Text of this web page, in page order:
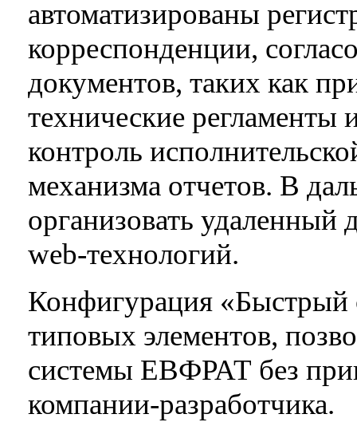
автоматизированы
корреспонденции,
документов, таких как
технические регламенты
контроль
механизма отчетов. В
организовать
web-технологий.
Конфигурация «Быстрый
типовых элементов,
системы ЕВФРАТ без
компании-разработчика.